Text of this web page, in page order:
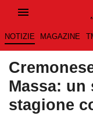
NOTIZIE MAGAZINE
Massa: un
stagione